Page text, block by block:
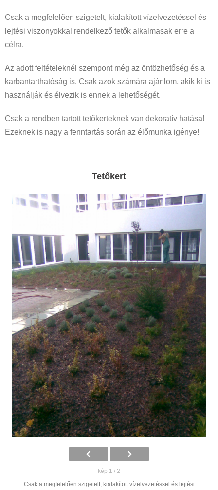
Csak a megfelelően szigetelt, kialakított vízelvezetéssel és
lejtési viszonyokkal rendelkező tetők alkalmasak erre a
célra.
Az adott feltételeknél szempont még az öntözhetőség és a
karbantarthatóság is. Csak azok számára ajánlom, akik ki is
használják és élvezik is ennek a lehetőségét.
Csak a rendben tartott tetőkerteknek van dekoratív hatása!
Ezeknek is nagy a fenntartás során az élőmunka igénye!
Tetőkert
kép 1 / 2
Csak a megfelelően szigetelt, kialakított vízelvezetéssel és lejtési